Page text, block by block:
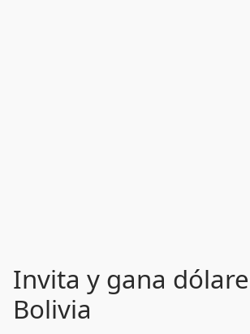
Invita y gana
Bolivia